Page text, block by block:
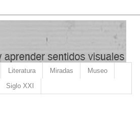
Literatura Miradas Museo
Siglo XXI